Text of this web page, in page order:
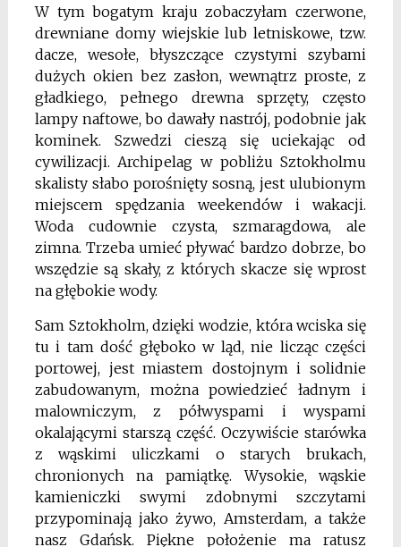
W tym bogatym kraju zobaczyłam czerwone,
drewniane domy wiejskie lub letniskowe, tzw.
dacze, wesołe, błyszczące czystymi szybami
dużych okien bez zasłon, wewnątrz proste, z
gładkiego, pełnego drewna sprzęty, często
lampy naftowe, bo dawały nastrój, podobnie jak
kominek. Szwedzi cieszą się uciekając od
cywilizacji. Archipelag w pobliżu Sztokholmu
skalisty słabo porośnięty sosną, jest ulubionym
miejscem spędzania weekendów i wakacji.
Woda cudownie czysta, szmaragdowa, ale
zimna. Trzeba umieć pływać bardzo dobrze, bo
wszędzie są skały, z których skacze się wprost
na głębokie wody.
Sam Sztokholm, dzięki wodzie, która wciska się
tu i tam dość głęboko w ląd, nie licząc części
portowej, jest miastem dostojnym i solidnie
zabudowanym, można powiedzieć ładnym i
malowniczym, z półwyspami i wyspami
okalającymi starszą część. Oczywiście starówka
z wąskimi uliczkami o starych brukach,
chronionych na pamiątkę. Wysokie, wąskie
kamieniczki swymi zdobnymi szczytami
przypominają jako żywo, Amsterdam, a także
nasz Gdańsk. Piękne położenie ma ratusz